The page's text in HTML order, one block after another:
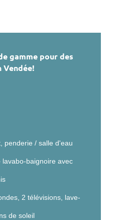
gamme pour des
Vendée!
penderie / salle d'eau
baignoire avec
2 télévisions, lave-
de soleil